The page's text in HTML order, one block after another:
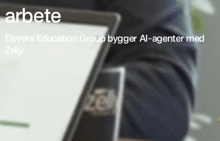
arbete
Elevera Education Group bygger AI-agenter med
Zelly